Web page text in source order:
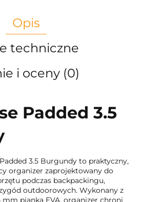
Opis
techniczne
i oceny (0)
Padded 3.5
3.5 Burgundy to praktyczny,
organizer zaprojektowany do
podczas backpackingu,
outdoorowych. Wykonany z
pianką EVA, organizer chroni